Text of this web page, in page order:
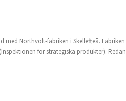
med Northvolt-fabriken i Skellefteå. Fabriken
för strategiska produkter). Redan